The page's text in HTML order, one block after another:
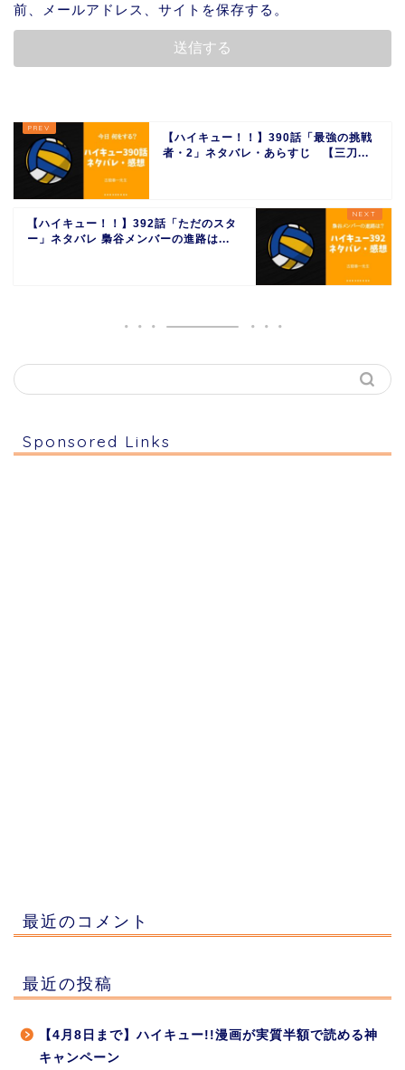
前、メールアドレス、サイトを保存する。
【ハイキュー！！】390話「最強の挑戦
者・2」ネタバレ・あらすじ 【三刀...
【ハイキュー！！】392話「ただのスタ
ー」ネタバレ 梟谷メンバーの進路は...
Sponsored Links
最近のコメント
最近の投稿
【4月8日まで】ハイキュー!!漫画が実質半額で読める神
キャンペーン